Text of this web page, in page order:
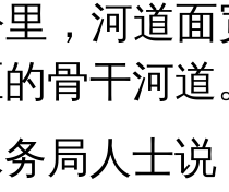
，河道
的骨干河道
人士说